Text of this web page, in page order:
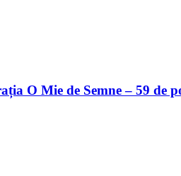
O Mie de Semne – 59 de